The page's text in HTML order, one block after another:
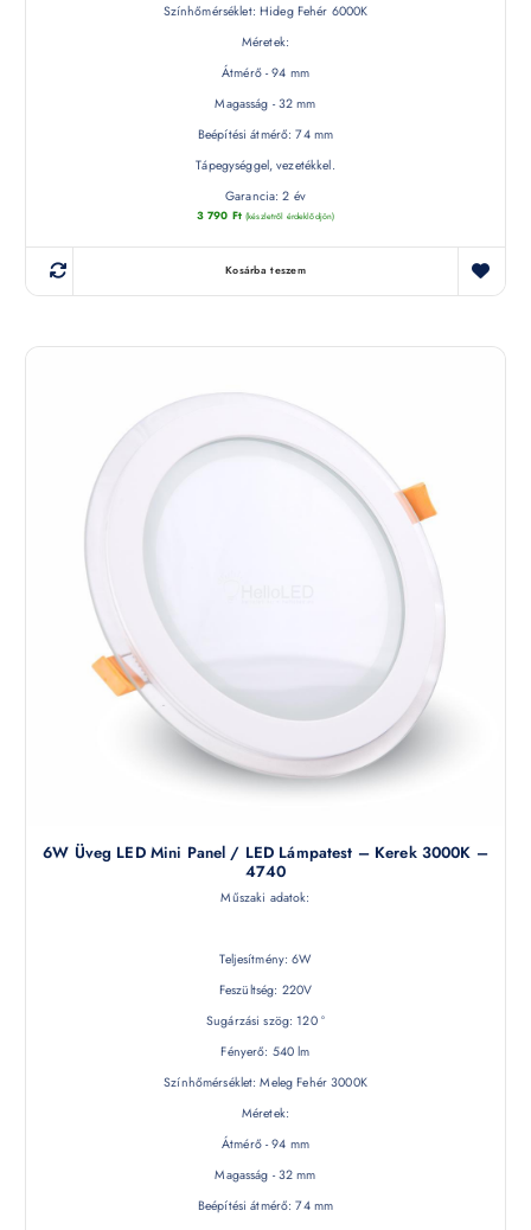
Színhőmérséklet: Hideg Fehér 6000K
Méretek:
Átmérő - 94 mm
Magasság - 32 mm
Beépítési átmérő: 74 mm
Tápegységgel, vezetékkel.
Garancia: 2 év
3 790 Ft (készletről érdeklődjön)
Kosárba teszem
6W Üveg LED Mini Panel / LED Lámpatest – Kerek 3000K –
4740
Műszaki adatok:
Teljesítmény: 6W
Feszültség: 220V
Sugárzási szög: 120 °
Fényerő: 540 lm
Színhőmérséklet: Meleg Fehér 3000K
Méretek:
Átmérő - 94 mm
Magasság - 32 mm
Beépítési átmérő: 74 mm